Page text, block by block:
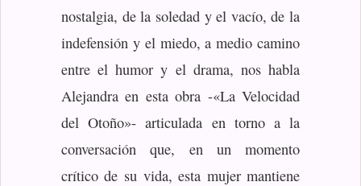
nostalgia, de la soledad y el vacío, de la
indefensión y el miedo, a medio camino
entre el humor y el drama, nos habla
Alejandra en esta obra -«La Velocidad
del Otoño»- articulada en torno a la
conversación que, en un momento
crítico de su vida, esta mujer mantiene